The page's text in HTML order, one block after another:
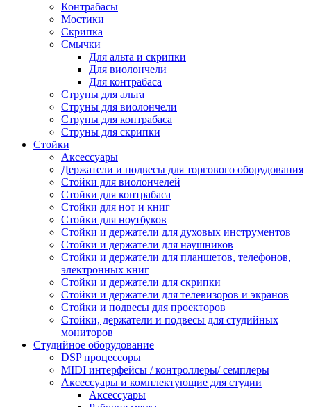
Контрабасы
Мостики
Скрипка
Смычки
Для альта и скрипки
Для виолончели
Для контрабаса
Струны для альта
Струны для виолончели
Струны для контрабаса
Струны для скрипки
Стойки
Аксессуары
Держатели и подвесы для торгового оборудования
Стойки для виолончелей
Стойки для контрабаса
Стойки для нот и книг
Стойки для ноутбуков
Стойки и держатели для духовых инструментов
Стойки и держатели для наушников
Стойки и держатели для планшетов, телефонов,
электронных книг
Стойки и держатели для скрипки
Стойки и держатели для телевизоров и экранов
Стойки и подвесы для проекторов
Стойки, держатели и подвесы для студийных
мониторов
Студийное оборудование
DSP процессоры
MIDI интерфейсы / контроллеры/ семплеры
Аксессуары и комплектующие для студии
Аксессуары